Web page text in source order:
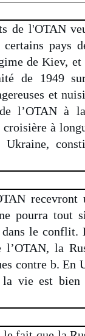
de l'OTAN
pays
de Kiev, et
de 1949 sur
et
l’OTAN à
à
recevront
pourra tout
le conflit.
la
contre b. En
la vie est